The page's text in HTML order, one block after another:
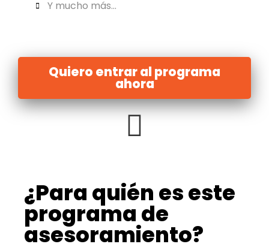
Y mucho más...
Quiero entrar al programa
ahora
¿Para quién es este
programa de
asesoramiento?